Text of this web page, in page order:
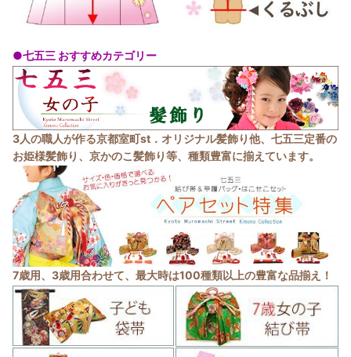
●七五三 おすすめカテゴリー
3人の職人が作る京都室町st．オリジナル髪飾り他、七五三定番の
お姫様髪飾り、京かのこ髪飾り等、種類豊富に揃えています。
7歳用、3歳用合わせて、最大時は100種類以上の豊富な品揃え！